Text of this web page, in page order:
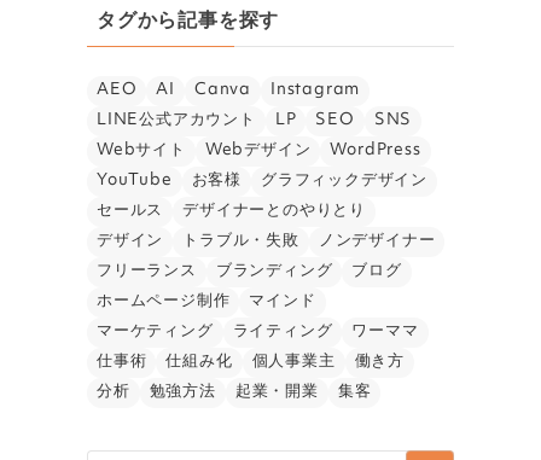
タグから記事を探す
AEO AI Canva
Instagram
LINE公式アカウント
LP SEO
SNS
Webサイト
Webデザイン
WordPress
YouTube
お客様
グラフィックデザイン
セールス
デザイナーとのやりとり
デザイン
トラブル・失敗
ノンデザイナー
フリーランス
ブランディング
ブログ
ホームページ制作
マインド
マーケティング
ライティング
ワーママ
仕事術 仕組み化 個人事業主
働き方
分析
勉強方法 起業・開業 集客